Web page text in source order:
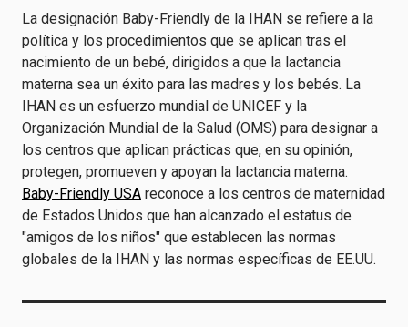
La designación Baby-Friendly de la IHAN se refiere a la
política y los procedimientos que se aplican tras el
nacimiento de un bebé, dirigidos a que la lactancia
materna sea un éxito para las madres y los bebés. La
IHAN es un esfuerzo mundial de UNICEF y la
Organización Mundial de la Salud (OMS) para designar a
los centros que aplican prácticas que, en su opinión,
protegen, promueven y apoyan la lactancia materna.
Baby-Friendly USA reconoce a los centros de maternidad
de Estados Unidos que han alcanzado el estatus de
"amigos de los niños" que establecen las normas
globales de la IHAN y las normas específicas de EE.UU.